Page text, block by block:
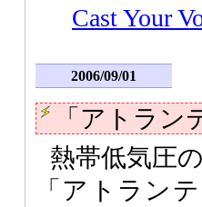
Cast Your
2006/09/01
「アトラ
熱帯低気圧
「アトラン